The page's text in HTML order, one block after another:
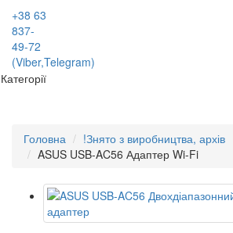
+38 63
837-
49-72
(Viber,Telegram)
Категорії
Головна
!Знято з виробництва, архів
ASUS USB-AC56 Адаптер Wi-Fi